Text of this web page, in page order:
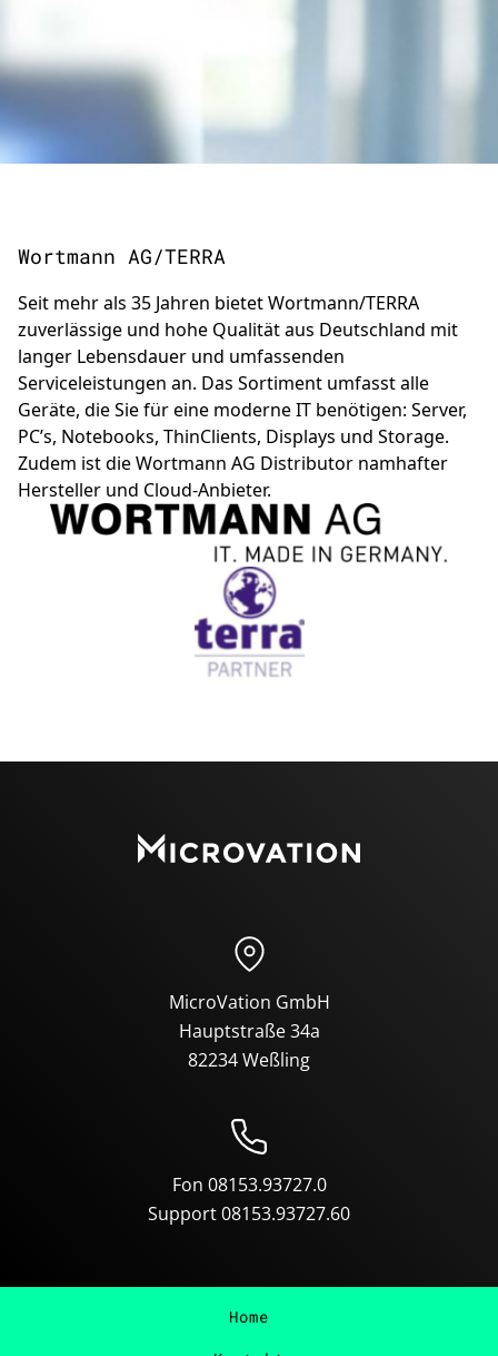
Wortmann AG/TERRA
Seit mehr als 35 Jahren bietet Wortmann/TERRA
zuverlässige und hohe Qualität aus Deutschland mit
langer Lebensdauer und umfassenden
Serviceleistungen an. Das Sortiment umfasst alle
Geräte, die Sie für eine moderne IT benötigen: Server,
PC’s, Notebooks, ThinClients, Displays und Storage.
Zudem ist die Wortmann AG Distributor namhafter
Hersteller und Cloud-Anbieter.
MicroVation GmbH
Hauptstraße 34a
82234 Weßling
Fon 08153.93727.0
Support 08153.93727.60
Home